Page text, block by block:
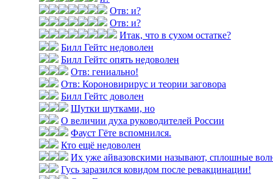
Отв: и?
Отв: и?
Итак, что в сухом остатке?
Билл Гейтс недоволен
Билл Гейтс опять недоволен
Отв: гениально!
Отв: Короновирирус и теории заговора
Билл Гейтс доволен
Шутки шутками, но
О величии духа руководителей России
Фауст Гёте вспомнился.
Кто ещё недоволен
Их уже айвазовскими называют, сплошные
Гусь заразился ковидом после ревакцинации!